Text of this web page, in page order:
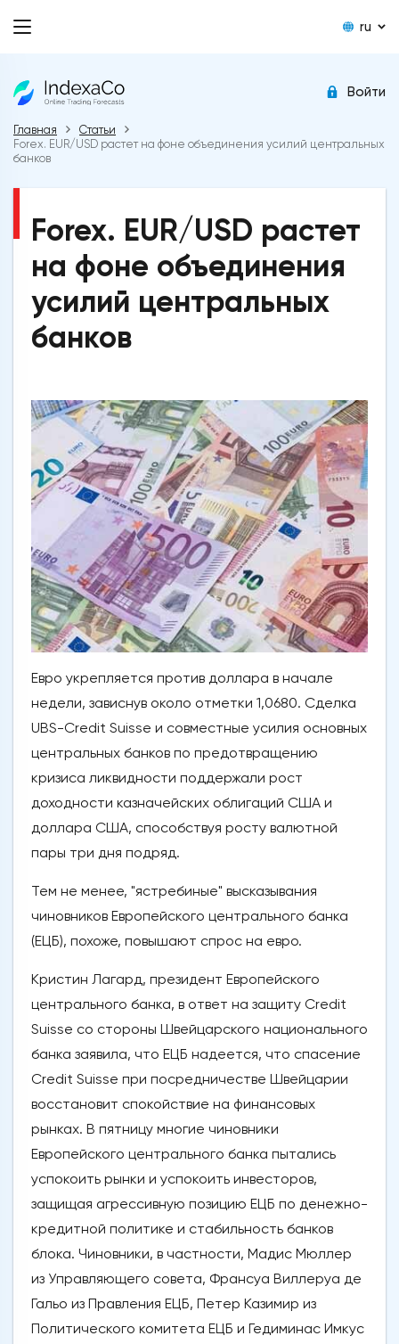
ru
Войти
Главная
Статьи
Forex. EUR/USD растет на фоне объединения усилий центральных
банков
Forex. EUR/USD растет
на фоне объединения
усилий центральных
банков
Евро укрепляется против доллара в начале
недели, зависнув около отметки 1,0680. Сделка
UBS-Credit Suisse и совместные усилия основных
центральных банков по предотвращению
кризиса ликвидности поддержали рост
доходности казначейских облигаций США и
доллара США, способствуя росту валютной
пары три дня подряд.
Тем не менее, "ястребиные" высказывания
чиновников Европейского центрального банка
(ЕЦБ), похоже, повышают спрос на евро.
Кристин Лагард, президент Европейского
центрального банка, в ответ на защиту Credit
Suisse со стороны Швейцарского национального
банка заявила, что ЕЦБ надеется, что спасение
Credit Suisse при посредничестве Швейцарии
восстановит спокойствие на финансовых
рынках. В пятницу многие чиновники
Европейского центрального банка пытались
успокоить рынки и успокоить инвесторов,
защищая агрессивную позицию ЕЦБ по денежно-
кредитной политике и стабильность банков
блока. Чиновники, в частности, Мадис Мюллер
из Управляющего совета, Франсуа Виллеруа де
Гальо из Правления ЕЦБ, Петер Казимир из
Политического комитета ЕЦБ и Гедиминас Имкус